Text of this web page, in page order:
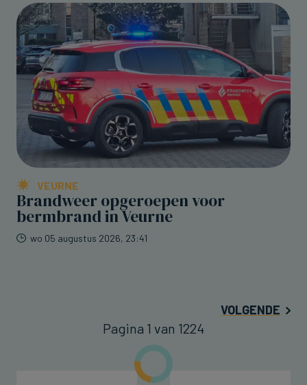
VEURNE
Brandweer opgeroepen voor
bermbrand in Veurne
wo 05 augustus 2026, 23:41
VOLGENDE
Pagina 1 van 1224